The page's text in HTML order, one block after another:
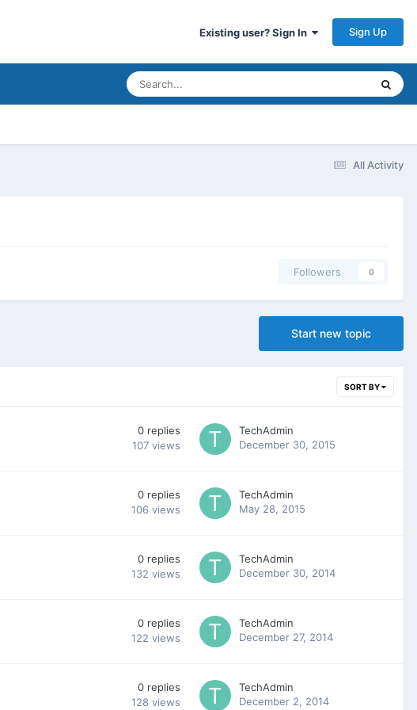
Existing user? Sign In Sign Up
All Activity
Followers 0
Start new topic
SORT BY
0 replies
107 views
TechAdmin
December 30, 2015
0 replies
106 views
TechAdmin
May 28, 2015
0 replies
132 views
TechAdmin
December 30, 2014
0 replies
122 views
TechAdmin
December 27, 2014
0 replies
128 views
TechAdmin
December 2, 2014